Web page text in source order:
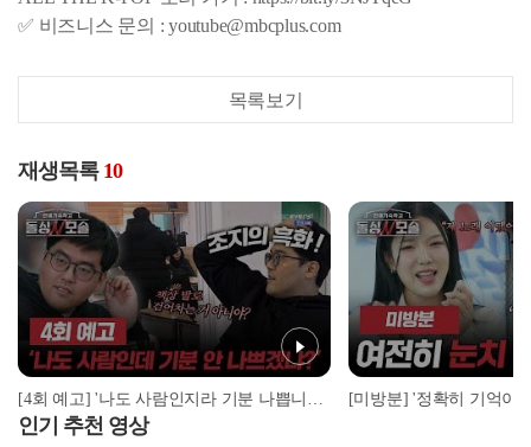
✅ 비즈니스 문의 : youtube@mbcplus.com
목록보기
재생목록 10
[4회 예고] '나도 사람인지라 기분 나쁩니다!' 조지의 흑화 이유는? | 돌싱N모솔 | 5월 5일 (화) 밤 10시 MBC every1
인기 추천 영상